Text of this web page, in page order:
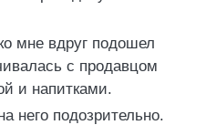
мне вдруг подошел
с продавцом
и напитками.
него подозрительно.